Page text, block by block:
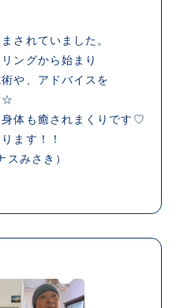
されていました。
ングから始まり
や、アドバイスを
☆
体も癒されまくりです♡
ます！！
みさき）